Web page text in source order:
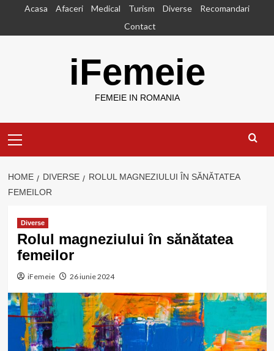
content
Acasa Afaceri Medical Turism Diverse
Recomandari
Contact
iFemeie
FEMEIE IN ROMANIA
Menu
HOME DIVERSE
ROLUL MAGNEZIULUI ÎN SĂNĂTATEA
FEMEILOR
Diverse
Rolul magneziului în sănătatea
femeilor
iFemeie 26 iunie 2024